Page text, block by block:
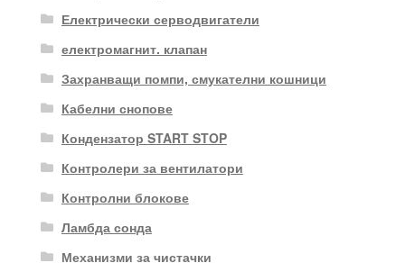
Електрически серводвигатели
електромагнит. клапан
Захранващи помпи, смукателни кошници
Кабелни снопове
Кондензатор START STOP
Контролери за вентилатори
Контролни блокове
Ламбда сонда
Механизми за чистачки